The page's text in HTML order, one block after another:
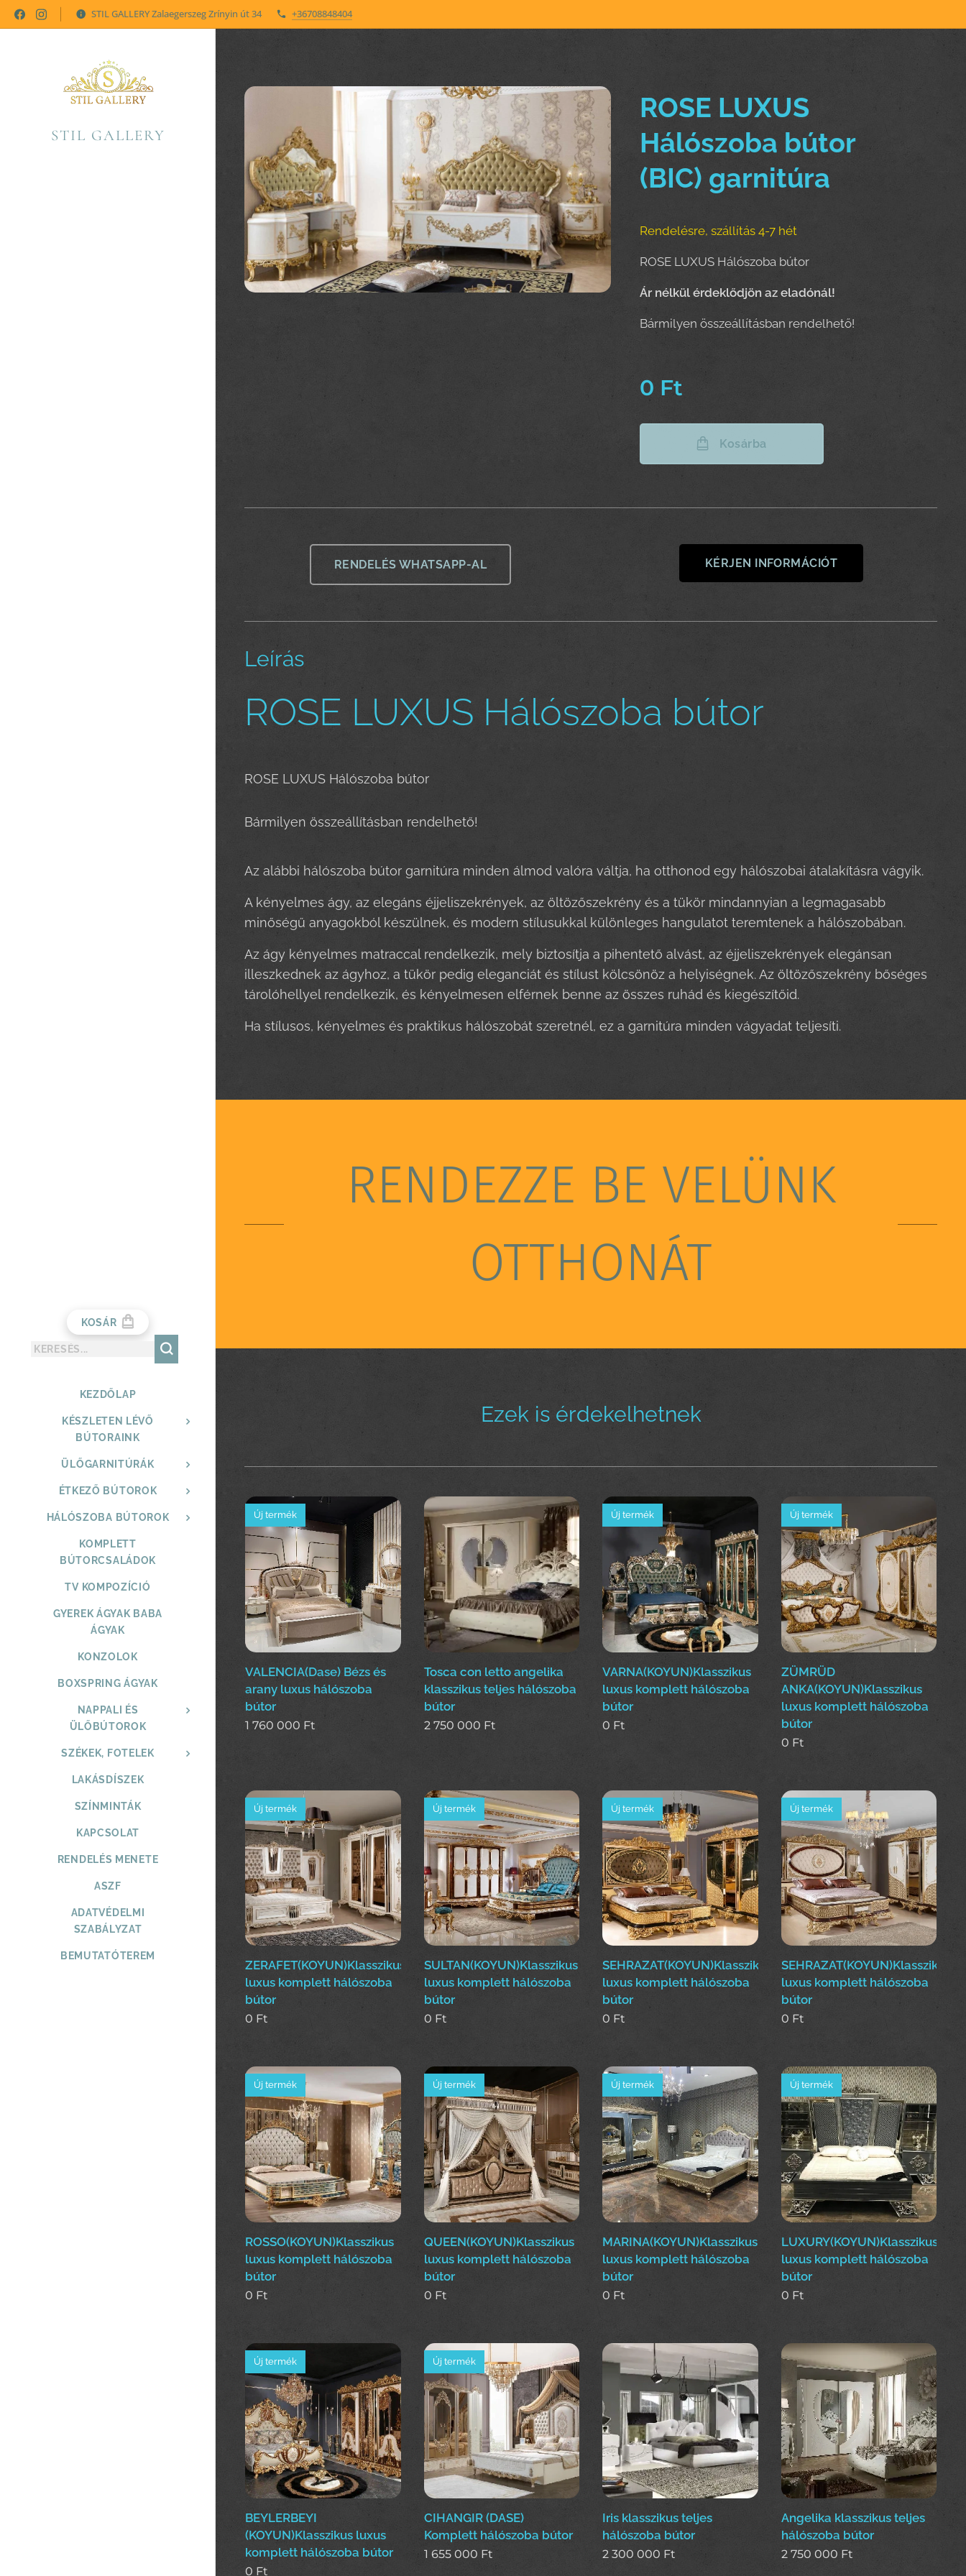
STIL GALLERY Zalaegerszeg Zrínyin út 34 +36708848404
STIL GALLERY
KOSÁR
KEZDŐLAP
KÉSZLETEN LÉVŐ
BÚTORAINK
ÜLŐGARNITÚRÁK
ÉTKEZŐ BÚTOROK
HÁLÓSZOBA BÚTOROK
KOMPLETT
BÚTORCSALÁDOK
TV KOMPOZÍCIÓ
GYEREK ÁGYAK BABA
ÁGYAK
KONZOLOK
BOXSPRING ÁGYAK
NAPPALI ÉS
ÜLŐBÚTOROK
SZÉKEK, FOTELEK
LAKÁSDÍSZEK
SZÍNMINTÁK
KAPCSOLAT
RENDELÉS MENETE
ASZF
ADATVÉDELMI
SZABÁLYZAT
BEMUTATÓTEREM
ROSE LUXUS
Hálószoba bútor
(BIC) garnitúra
Rendelésre, szállítás 4-7 hét
ROSE LUXUS Hálószoba bútor
Ár nélkül érdeklődjön az eladónál!
Bármilyen összeállításban rendelhető!
0 Ft
Kosárba
RENDELÉS WHATSAPP-AL KÉRJEN INFORMÁCIÓT
Leírás
ROSE LUXUS Hálószoba bútor
ROSE LUXUS Hálószoba bútor
Bármilyen összeállításban rendelhető!
Az alábbi hálószoba bútor garnitúra minden álmod valóra váltja, ha otthonod egy hálószobai átalakításra vágyik.
A kényelmes ágy, az elegáns éjjeliszekrények, az öltözőszekrény és a tükör mindannyian a legmagasabb
minőségű anyagokból készülnek, és modern stílusukkal különleges hangulatot teremtenek a hálószobában.
Az ágy kényelmes matraccal rendelkezik, mely biztosítja a pihentető alvást, az éjjeliszekrények elegánsan
illeszkednek az ágyhoz, a tükör pedig eleganciát és stílust kölcsönöz a helyiségnek. Az öltözőszekrény bőséges
tárolóhellyel rendelkezik, és kényelmesen elférnek benne az összes ruhád és kiegészítőid.
Ha stílusos, kényelmes és praktikus hálószobát szeretnél, ez a garnitúra minden vágyadat teljesíti.
RENDEZZE BE VELÜNK
OTTHONÁT
Ezek is érdekelhetnek
VALENCIA(Dase) Bézs és
arany luxus hálószoba
bútor
Új termék
1 760 000 Ft
Tosca con letto angelika
klasszikus teljes hálószoba
bútor
2 750 000 Ft
VARNA(KOYUN)Klasszikus
luxus komplett hálószoba
bútor
Új termék
0 Ft
ZÜMRÜD
ANKA(KOYUN)Klasszikus
luxus komplett hálószoba
bútor
Új termék
0 Ft
ZERAFET(KOYUN)Klasszikus
luxus komplett hálószoba
bútor
Új termék
0 Ft
SULTAN(KOYUN)Klasszikus
luxus komplett hálószoba
bútor
Új termék
0 Ft
SEHRAZAT(KOYUN)Klasszikus
luxus komplett hálószoba
bútor
Új termék
0 Ft
SEHRAZAT(KOYUN)Klasszikus
luxus komplett hálószoba
bútor
Új termék
0 Ft
ROSSO(KOYUN)Klasszikus
luxus komplett hálószoba
bútor
Új termék
0 Ft
QUEEN(KOYUN)Klasszikus
luxus komplett hálószoba
bútor
Új termék
0 Ft
MARINA(KOYUN)Klasszikus
luxus komplett hálószoba
bútor
Új termék
0 Ft
LUXURY(KOYUN)Klasszikus
luxus komplett hálószoba
bútor
Új termék
0 Ft
BEYLERBEYI
(KOYUN)Klasszikus luxus
komplett hálószoba bútor
Új termék
0 Ft
CIHANGIR (DASE)
Komplett hálószoba bútor
Új termék
1 655 000 Ft
Iris klasszikus teljes
hálószoba bútor
2 300 000 Ft
Angelika klasszikus teljes
hálószoba bútor
2 750 000 Ft